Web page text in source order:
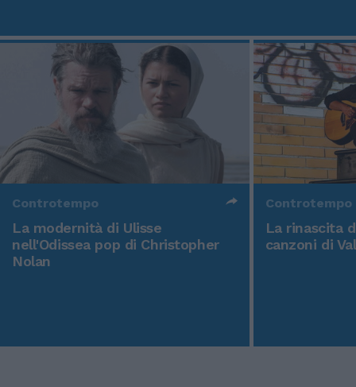
Controtempo
La modernità di Ulisse
nell'Odissea pop di Christopher
Nolan
Controtempo
La rinascita
canzoni di